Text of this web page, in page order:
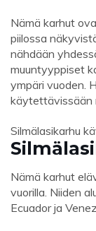
Nämä karhut
piilossa
nähdään
muuntyyppiset
ympäri vuoden.
käytettävissään
Silmälasikarhu
Nämä karhut
vuorilla. Niiden
Ecuador ja